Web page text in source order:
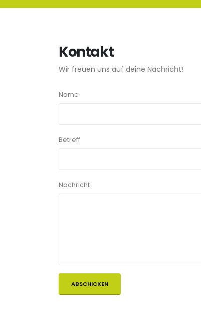
Kontakt
Wir freuen uns auf deine Nachricht!
Name
Betreff
Nachricht